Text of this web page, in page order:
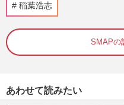
《男子バ
グ怒涛の
稲葉浩志
SMAPの
あわせて読みたい